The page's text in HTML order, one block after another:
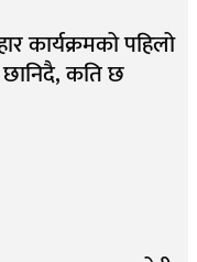
कार्यक्रमको पहिलो
कति छ